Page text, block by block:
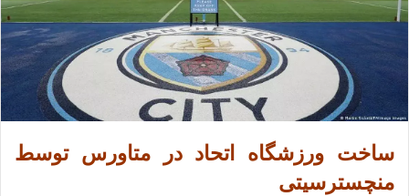
ساخت ورزشگاه اتحاد در متاورس توسط
منچسترسیتی